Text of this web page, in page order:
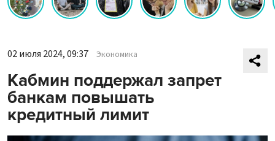
02 июля 2024, 09:37 Экономика
Кабмин поддержал запрет
банкам повышать
кредитный лимит